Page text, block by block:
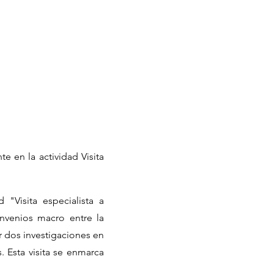
en la actividad Visita
"Visita especialista a
macro entre la
investigaciones en
visita se enmarca